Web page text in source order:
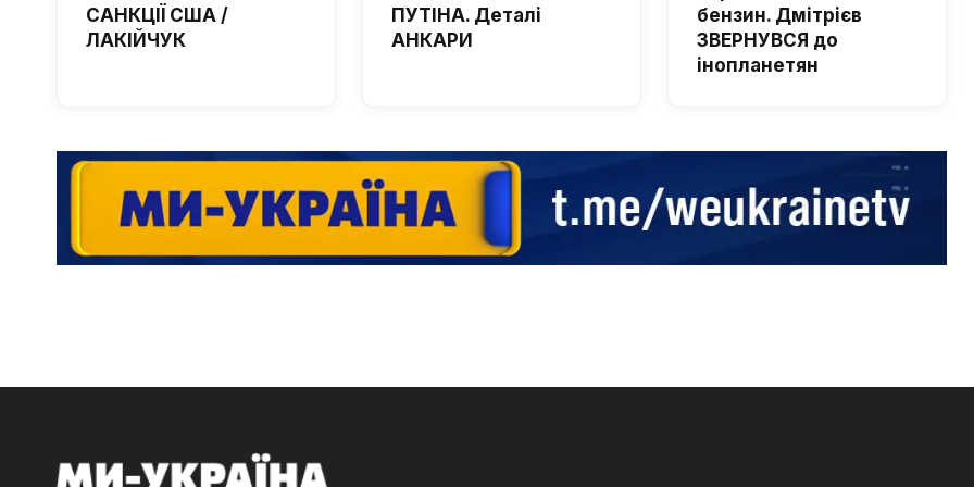
САНКЦІЇ США /
ЛАКІЙЧУК
ПУТІНА. Деталі
АНКАРИ
бензин. Дмітрієв
ЗВЕРНУВСЯ до
інопланетян